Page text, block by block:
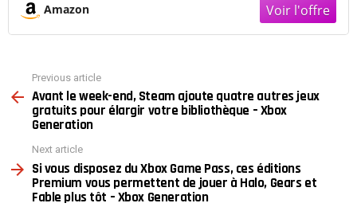
Amazon
more
Previous article
Avant le week-end, Steam ajoute quatre autres jeux
gratuits pour élargir votre bibliothèque – Xbox
Generation
Next article
Si vous disposez du Xbox Game Pass, ces éditions
Premium vous permettent de jouer à Halo, Gears et
Fable plus tôt – Xbox Generation